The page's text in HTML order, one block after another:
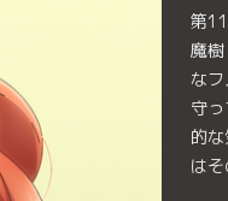
第
魔
な
守
的
は